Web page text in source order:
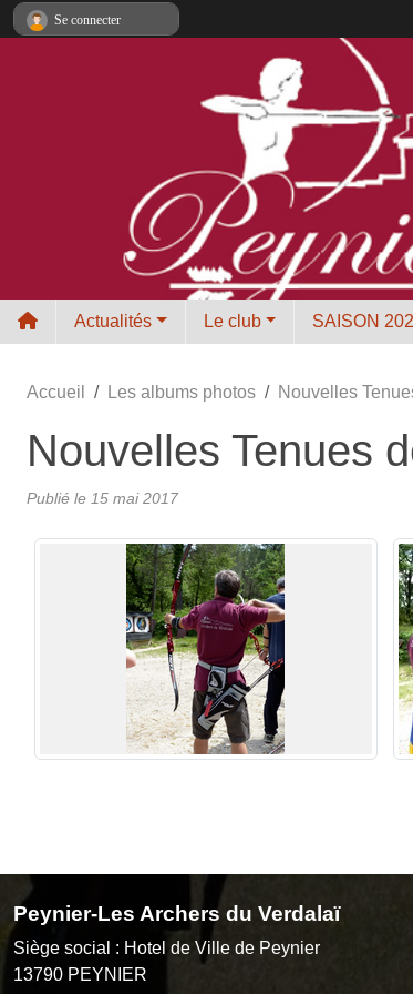
Actualités Le club SAISON
Accueil Les albums photos Nouvelles
Nouvelles Tenues
Publié le 15 mai 2017
Peynier-Les Archers du Verdalaï
Siège social : Hotel de Ville de Peynier
13790 PEYNIER
Se connecter
Panneau de gestion des cookies